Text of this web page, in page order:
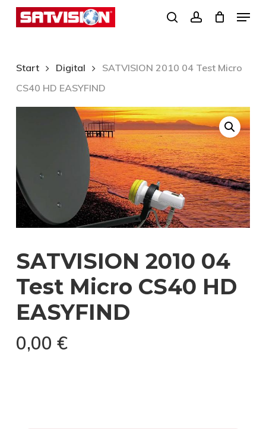
Skip
content
search
Menu
Start Digital
SATVISION 2010 04 Test Micro
CS40 HD EASYFIND
SATVISION 2010 04
Test Micro CS40 HD
EASYFIND
0,00 €